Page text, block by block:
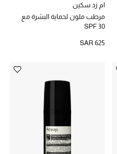
ام زد سكين
مرطب ملون لحماية البشرة مع
SPF 30
SAR 625